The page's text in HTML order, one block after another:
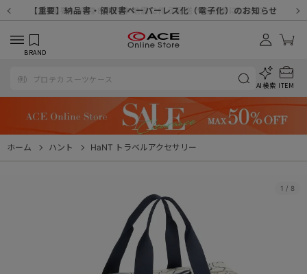
【重要】8/11（火・祝）休業及び配送スケジュールについて
【重要】令和８年熊本地震に伴う配送への影響について
【重要】納品書・領収書ペーパーレス化（電子化）のお知らせ
【重要】天候不良や交通状況・物量増等に伴う配送への影響について
【重要】悪質な詐欺サイトにご注意ください
【重要】各種メールが届かない場合に関しまして
【重要】お問い合わせのご対応に関しまして
【重要】SNSのなりすまし詐欺にご注意ください
BRAND
AI検索 ITEM
ホーム ハント HaNT トラベルアクセサリー
1 / 8